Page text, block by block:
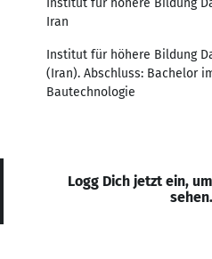
Iran
Institut für höhere Bildung
(Iran). Abschluss: Bachelor
Bautechnologie
Logg Dich jetzt ein,
sehen.